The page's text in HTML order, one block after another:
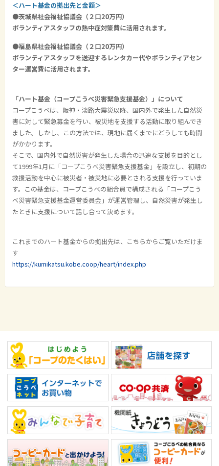
＜ハート基金の拠出先と金額＞
●茨城県社会福祉協議会（２口20万円）
ボランティアスタッフの熱中症対策費に活用されます。
●福島県社会福祉協議会（２口20万円）
ボランティアスタッフを送迎するレンタカー代やボランティアセン
ター運営費に活用されます。
「ハート基金（コープこうべ災害緊急支援基金）」について
コープこうべは、阪神・淡路大震災以降、国内外で発生した自然災
害に対して緊急募金を行い、被災地を支援する活動に取り組んでき
ました。しかし、この方法では、現地に届くまでにどうしても時間
がかかります。
そこで、国内外で自然災害が発生した場合の迅速な支援を目的とし
て1999年1月に「コープこうべ災害緊急支援基金」を設立し、初期の
救援活動を中心に被災者・被災地に必要とされる支援を行っていま
す。この基金は、コープこうべの組合員で構成される「コープこう
べ災害緊急支援基金運営委員会」が運営管理し、自然災害が発生し
たときに支援について話し合って決めます。
これまでのハート基金からの拠出先は、こちらからご覧いただけま
す
https://kumikatsu.kobe.coop/heart/index.php